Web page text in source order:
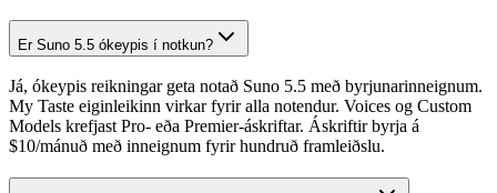
Er Suno 5.5 ókeypis í notkun?
Já, ókeypis reikningar geta notað Suno 5.5 með byrjunarinneignum.
My Taste eiginleikinn virkar fyrir alla notendur. Voices og Custom
Models krefjast Pro- eða Premier-áskriftar. Áskriftir byrja á
$10/mánuð með inneignum fyrir hundruð framleiðslu.